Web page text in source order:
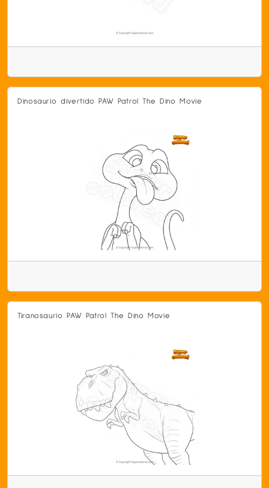
Dinosaurio divertido PAW Patrol The Dino Movie
Tiranosaurio PAW Patrol The Dino Movie